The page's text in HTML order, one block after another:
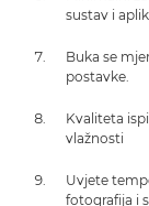
sustav i
Buka se
postavke.
Kvaliteta
vlažnosti
Uvjete
fotografija i